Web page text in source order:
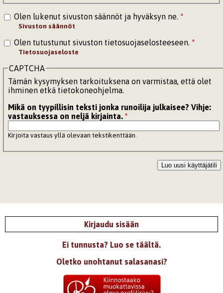
Olen lukenut sivuston säännöt ja hyväksyn ne. *
Sivuston säännöt
Olen tutustunut sivuston tietosuojaselosteeseen. *
Tietosuojaseloste
CAPTCHA
Tämän kysymyksen tarkoituksena on varmistaa, että olet
ihminen etkä tietokoneohjelma.
Mikä on tyypillisin teksti jonka runoilija julkaisee? Vihje:
vastauksessa on neljä kirjainta.*
Kirjoita vastaus yllä olevaan tekstikenttään.
Kirjaudu sisään
Ei tunnusta? Luo se täältä.
Oletko unohtanut salasanasi?